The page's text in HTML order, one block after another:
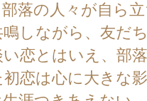
落の人々が自ら
しながら、友だ
恋とはいえ、部
恋は心に大きな